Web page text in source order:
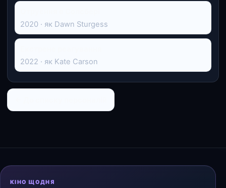
2020 · як Dawn Sturgess
2022 · як Kate Carson
КІНО ЩОДНЯ